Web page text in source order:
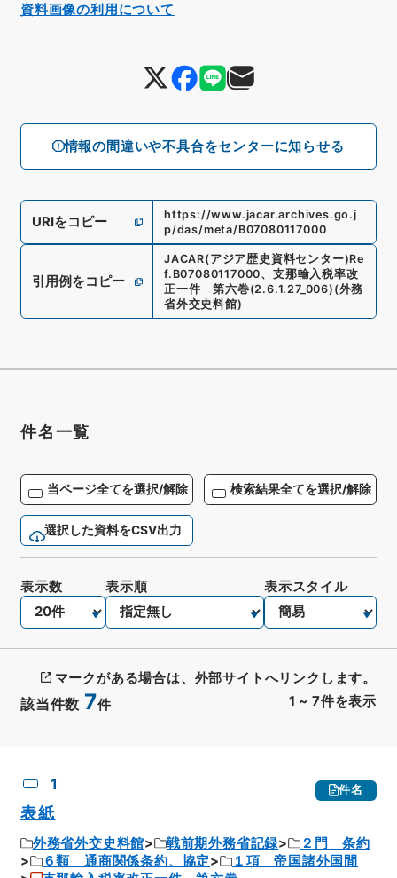
情報の間違いや不具合をセンターに知らせる
URIをコピー
https://www.jacar.archives.go.j
p/das/meta/B07080117000
引用例をコピー
JACAR(アジア歴史資料センター)Re
f. B07080117000、 支那輸入税率改
正一件 第六巻(2.6.1.27_006) (外務
省外交史料館)
資料画像の利用について
件名一覧
当ページ全てを選択/解除 検索結果全てを選択/解除
選択した資料をCSV出力
該当件数 7件 1 ~ 7件を表示
表示数 表示順 表示スタイル
マークがある場合は、外部サイトへリンクします。
1 件名
表紙
外務省外交史料館 戦前期外務省記録
２門 条約
６類 通商関係条約、協定
１項 帝国諸外国間